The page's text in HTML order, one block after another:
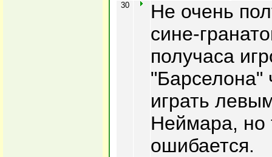
30
Не очень
сине-
получаса
"Барселона"
играть
Неймара, но
ошибается.